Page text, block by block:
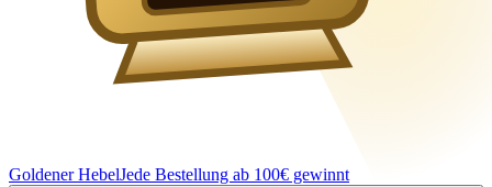
Goldener HebelJede Bestellung ab 100€ gewinnt